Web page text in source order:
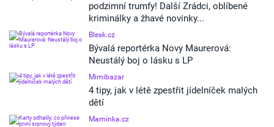
podzimní trumfy! Další Zrádci, oblíbené
kriminálky a žhavé novinky...
Blesk.cz
Bývalá reportérka Novy Maurerová:
Neustálý boj o lásku s LP
Mimibazar
4 tipy, jak v létě zpestřit jídelníček malých
dětí
Maminka.cz